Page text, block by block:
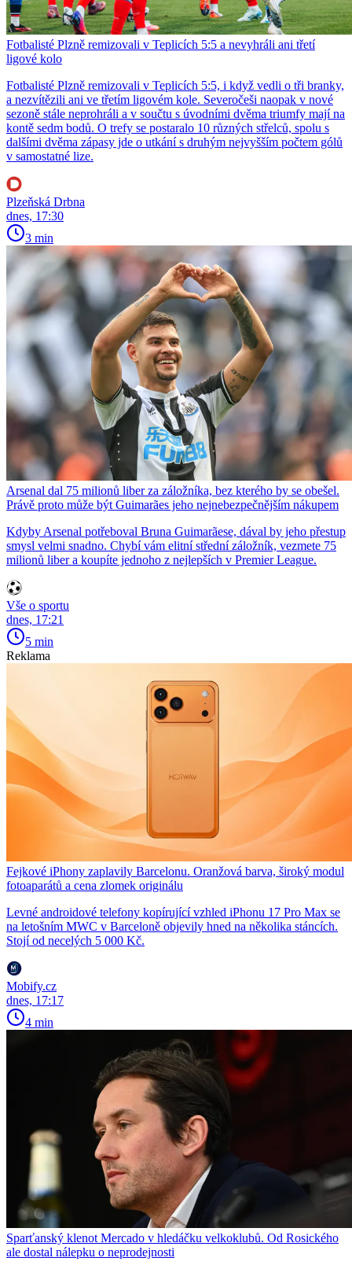
Fotbalisté Plzně remizovali v Teplicích 5:5 a nevyhráli ani třetí
ligové kolo
Fotbalisté Plzně remizovali v Teplicích 5:5, i když vedli o tři branky,
a nezvítězili ani ve třetím ligovém kole. Severočeši naopak v nové
sezoně stále neprohráli a v součtu s úvodními dvěma triumfy mají na
kontě sedm bodů. O trefy se postaralo 10 různých střelců, spolu s
dalšími dvěma zápasy jde o utkání s druhým nejvyšším počtem gólů
v samostatné lize.
Plzeňská Drbna
dnes, 17:30
3 min
Arsenal dal 75 milionů liber za záložníka, bez kterého by se obešel.
Právě proto může být Guimarães jeho nejnebezpečnějším nákupem
Kdyby Arsenal potřeboval Bruna Guimarãese, dával by jeho přestup
smysl velmi snadno. Chybí vám elitní střední záložník, vezmete 75
milionů liber a koupíte jednoho z nejlepších v Premier League.
Vše o sportu
dnes, 17:21
5 min
Reklama
Fejkové iPhony zaplavily Barcelonu. Oranžová barva, široký modul
fotoaparátů a cena zlomek originálu
Levné androidové telefony kopírující vzhled iPhonu 17 Pro Max se
na letošním MWC v Barceloně objevily hned na několika stáncích.
Stojí od necelých 5 000 Kč.
Mobify.cz
dnes, 17:17
4 min
Sparťanský klenot Mercado v hledáčku velkoklubů. Od Rosického
ale dostal nálepku o neprodejnosti